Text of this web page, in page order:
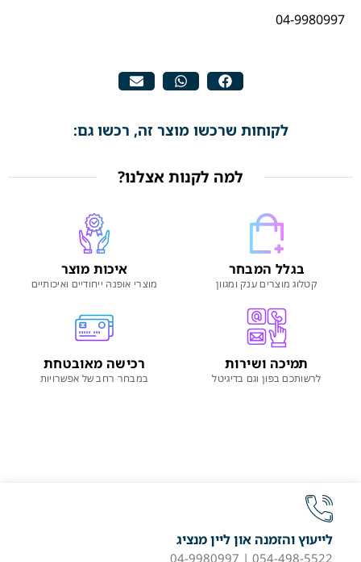
04-9980997
לקוחות שרכשו מוצר זה, רכשו גם:
למה לקנות אצלנו?
בגלל המבחר
קטלוג מוצרים ענק ומגוון
איכות מוצר
מוצרי אופנה ייחודיים ואיכותיים
תמיכה ושירות
לרשותכם בפון וגם בדיגיטל
רכישה מאובטחת
במבחר רחב של אפשרויות
לייעוץ והזמנה און ליין מנציג
054-498-5522 | 04-9980997